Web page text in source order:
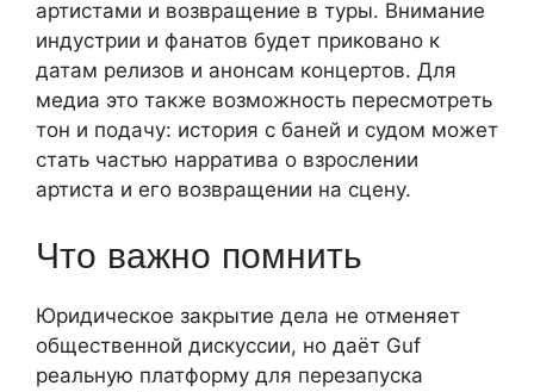
артистами и возвращение в туры. Внимание
индустрии и фанатов будет приковано к
датам релизов и анонсам концертов. Для
медиа это также возможность пересмотреть
тон и подачу: история с баней и судом может
стать частью нарратива о взрослении
артиста и его возвращении на сцену.
Что важно помнить
Юридическое закрытие дела не отменяет
общественной дискуссии, но даёт Guf
реальную платформу для перезапуска